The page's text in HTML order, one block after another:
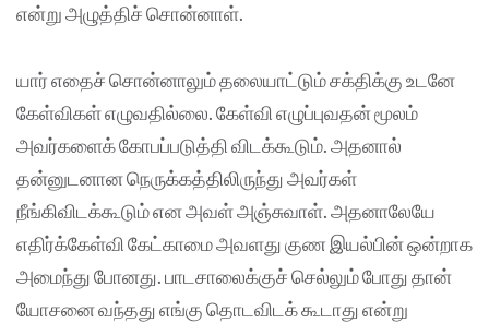
என்று அழுத்திச் சொன்னாள்.
யார் எதைச் சொன்னாலும் தலையாட்டும் சக்திக்கு உடனே
கேள்விகள் எழுவதில்லை. கேள்வி எழுப்புவதன் மூலம்
அவர்களைக் கோபப்படுத்தி விடக்கூடும். அதனால்
தன்னுடனான நெருக்கத்திலிருந்து அவர்கள்
நீங்கிவிடக்கூடும் என அவள் அஞ்சுவாள். அதனாலேயே
எதிர்க்கேள்வி கேட்காமை அவளது குண இயல்பின் ஒன்றாக
அமைந்து போனது. பாடசாலைக்குச் செல்லும் போது தான்
யோசனை வந்தது எங்கு தொடவிடக் கூடாது என்று